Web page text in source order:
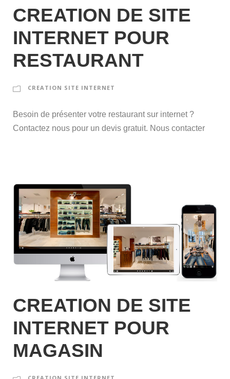
CREATION DE SITE
INTERNET POUR
RESTAURANT
CREATION SITE INTERNET
Besoin de présenter votre restaurant sur internet ?
Contactez nous pour un devis gratuit. Nous contacter
CREATION DE SITE
INTERNET POUR
MAGASIN